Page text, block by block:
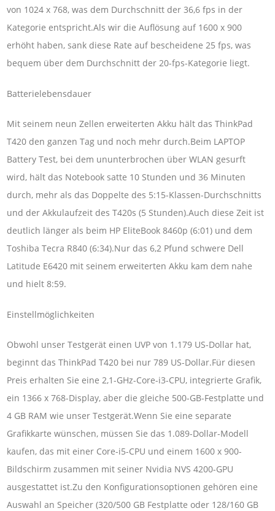
von 1024 x 768, was dem Durchschnitt der 36,6 fps in der
Kategorie entspricht.Als wir die Auflösung auf 1600 x 900
erhöht haben, sank diese Rate auf bescheidene 25 fps, was
bequem über dem Durchschnitt der 20-fps-Kategorie liegt.
Batterielebensdauer
Mit seinem neun Zellen erweiterten Akku hält das ThinkPad
T420 den ganzen Tag und noch mehr durch.Beim LAPTOP
Battery Test, bei dem ununterbrochen über WLAN gesurft
wird, hält das Notebook satte 10 Stunden und 36 Minuten
durch, mehr als das Doppelte des 5:15-Klassen-Durchschnitts
und der Akkulaufzeit des T420s (5 Stunden).Auch diese Zeit ist
deutlich länger als beim HP EliteBook 8460p (6:01) und dem
Toshiba Tecra R840 (6:34).Nur das 6,2 Pfund schwere Dell
Latitude E6420 mit seinem erweiterten Akku kam dem nahe
und hielt 8:59.
Einstellmöglichkeiten
Obwohl unser Testgerät einen UVP von 1.179 US-Dollar hat,
beginnt das ThinkPad T420 bei nur 789 US-Dollar.Für diesen
Preis erhalten Sie eine 2,1-GHz-Core-i3-CPU, integrierte Grafik,
ein 1366 x 768-Display, aber die gleiche 500-GB-Festplatte und
4 GB RAM wie unser Testgerät.Wenn Sie eine separate
Grafikkarte wünschen, müssen Sie das 1.089-Dollar-Modell
kaufen, das mit einer Core-i5-CPU und einem 1600 x 900-
Bildschirm zusammen mit seiner Nvidia NVS 4200-GPU
ausgestattet ist.Zu den Konfigurationsoptionen gehören eine
Auswahl an Speicher (320/500 GB Festplatte oder 128/160 GB